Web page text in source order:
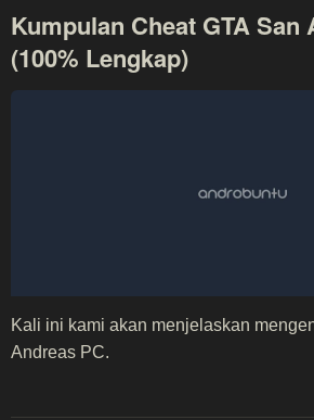
Kumpulan Cheat GTA San
(100% Lengkap)
Kali ini kami akan menjelaskan
Andreas PC.